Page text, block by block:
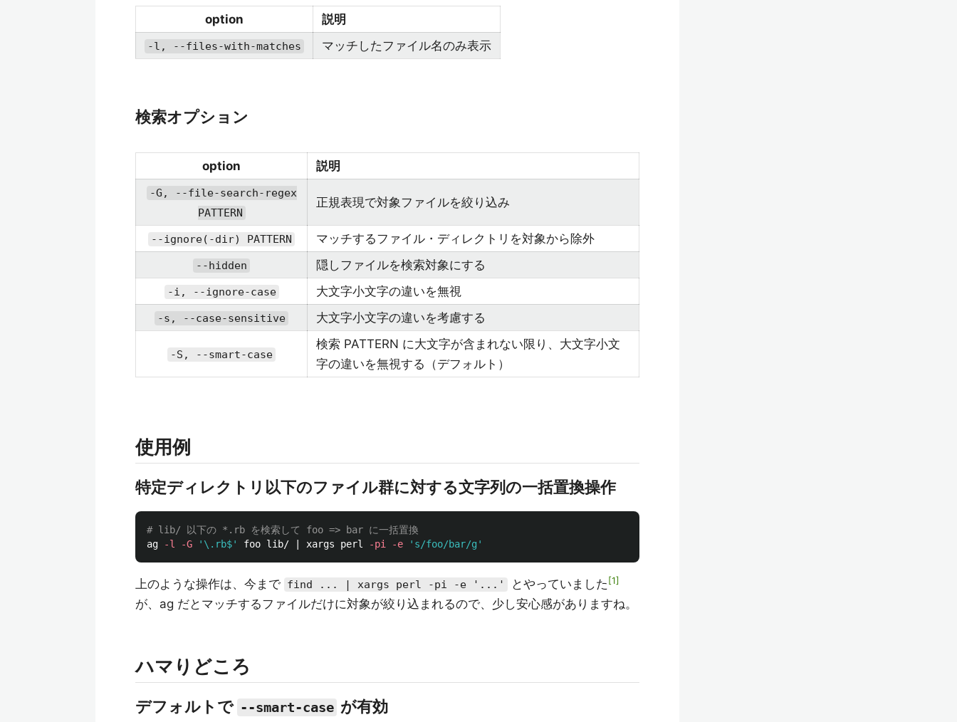
option 説明
-l, --files-with-matches マッチしたファイル名のみ表示
検索オプション
option 説明
-G, --file-search-regex
PATTERN
正規表現で対象ファイルを絞り込み
--ignore(-dir) PATTERN マッチするファイル・ディレクトリを対象から除外
--hidden 隠しファイルを検索対象にする
-i, --ignore-case 大文字小文字の違いを無視
-s, --case-sensitive 大文字小文字の違いを考慮する
-S, --smart-case
検索 PATTERN に大文字が含まれない限り、大文字小文
字の違いを無視する（デフォルト）
使用例
特定ディレクトリ以下のファイル群に対する文字列の一括置換操作
# lib/ 以下の *.rb を検索して foo => bar に一括置換
ag
-l -G '\.rb$' foo lib/ | xargs perl -pi -e 's/foo/bar/g'
上のような操作は、今まで find ... | xargs perl -pi -e '...' とやっていました 1
が、ag だとマッチするファイルだけに対象が絞り込まれるので、少し安心感がありますね。
ハマりどころ
デフォルトで --smart-case が有効